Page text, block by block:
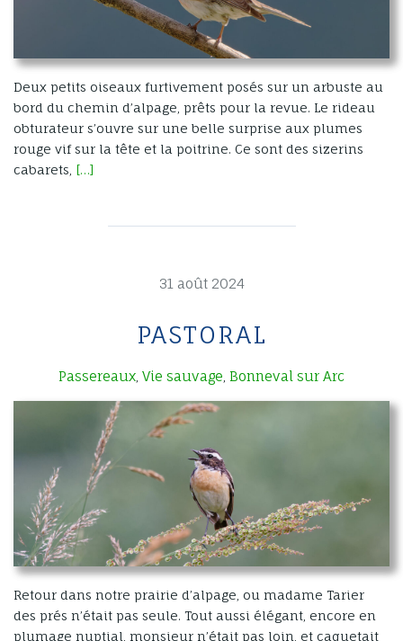
Deux petits oiseaux furtivement posés sur un arbuste au
bord du chemin d’alpage, prêts pour la revue. Le rideau
obturateur s’ouvre sur une belle surprise aux plumes
rouge vif sur la tête et la poitrine. Ce sont des sizerins
cabarets, […]
31 août 2024
PASTORAL
Passereaux Vie sauvage Bonneval sur Arc
Retour dans notre prairie d’alpage, ou madame Tarier
des prés n’était pas seule. Tout aussi élégant, encore en
plumage nuptial, monsieur n’était pas loin, et caquetait